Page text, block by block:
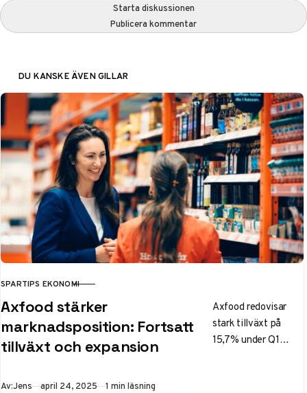
Starta diskussionen
Publicera kommentar
DU KANSKE ÄVEN GILLAR
KATEGORI
SPARTIPS EKONOMI
Axfood stärker
marknadsposition: Fortsatt
tillväxt och expansion
Axfood redovisar
stark tillväxt på
15,7% under Q1
Av:Jens Publicerad
april 24, 2025 1 min läsning